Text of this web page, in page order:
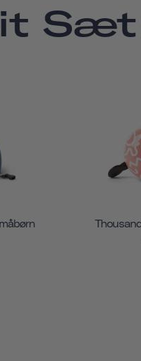
Sæt